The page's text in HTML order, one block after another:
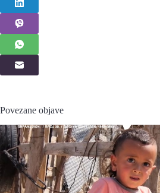
Povezane objave